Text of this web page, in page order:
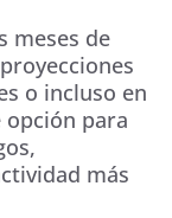
meses de
o incluso en
opción para
más